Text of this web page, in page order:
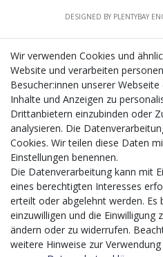
DESIGNED BY PLENTYBAY
CMS-Softwaresystems zur
von Geschäftsprozessen
Mit dem vorgenannten
20.12.2023 bis zum
Förderprogrammes
bis 2027 umgesetzt wird,
eines Content-Management-
Softwaresystem) investieren,
künftig selbst verwalten zu
der effizienteren
Bearbeitung, Organisation
Inhalte (Content) in unserem
Wir verwenden Cookies und
Website und verarbeiten
Besucher:innen unserer Webseite
Inhalte und Anzeigen zu
Drittanbietern einzubinden oder
analysieren. Die
Cookies. Wir teilen diese Daten
Einstellungen benennen.
Die Datenverarbeitung kann mit
eines berechtigten Interesses
erteilt oder abgelehnt werden. Es
einzuwilligen und die Einwilligung
ändern oder zu widerrufen.
weitere Hinweise zur